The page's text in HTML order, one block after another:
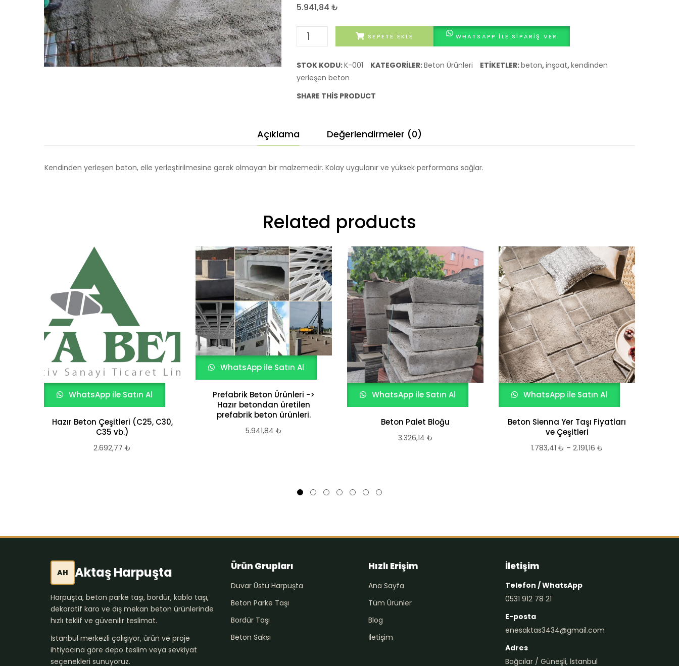
lif
5.941,84 ₺
Kendine
Yerleşen
-
>
Elle
olmayan
kendinden
beton.
SEPETE EKLE WHATSAPP ILE SIPARIŞ VER
STOK KODU:K-001 KATEGORILER:Beton Ürünleri ETIKETLER:beton,inşaat,kendinden
yerleşen beton
SHARE THIS PRODUCT
Açıklama Değerlendirmeler (0)
Kendinden yerleşen beton, elle yerleştirilmesine gerek olmayan bir malzemedir. Kolay uygulanır ve yüksek performans sağlar.
Related products
WhatsApp ile Satın Al
Hazır Beton Çeşitleri (C25, C30,
C35 vb.)
2.692,77 ₺
WhatsApp ile Satın Al
Prefabrik Beton Ürünleri ->
Hazır betondan üretilen
prefabrik beton ürünleri.
5.941,84 ₺
WhatsApp ile Satın Al
Beton Palet Bloğu
3.326,14 ₺
WhatsApp ile Satın Al
Beton Sienna Yer Taşı Fiyatları
ve Çeşitleri
1.783,41 ₺ – 2.191,16 ₺
AH Aktaş Harpuşta
Harpuşta, beton parke taşı, bordür, kablo taşı,
dekoratif karo ve dış mekan beton ürünlerinde
hızlı teklif ve güvenilir teslimat.
İstanbul merkezli çalışıyor, ürün ve proje
ihtiyacına göre depo teslim veya sevkiyat
seçenekleri sunuyoruz.
Ürün Grupları
Duvar Üstü Harpuşta
Beton Parke Taşı
Bordür Taşı
Beton Saksı
Hızlı Erişim
Ana Sayfa
Tüm Ürünler
Blog
İletişim
İletişim
Telefon / WhatsApp
0531 912 78 21
E-posta
enesaktas3434@gmail.com
Adres
Bağcılar / Güneşli, İstanbul